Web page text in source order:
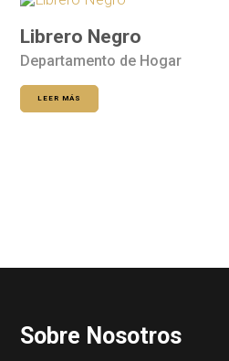
Librero Negro
Departamento de Hogar
LEER MÁS
Sobre Nosotros